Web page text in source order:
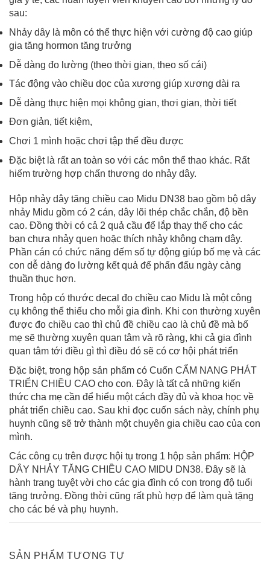
sau:
Nhảy dây là môn có thể thực hiện với cường độ cao giúp
gia tăng hormon tăng trưởng
Dễ dàng đo lường (theo thời gian, theo số cái)
Tác động vào chiều dọc của xương giúp xương dài ra
Dễ dàng thực hiện mọi không gian, thơi gian, thời tiết
Đơn giản, tiết kiệm,
Chơi 1 mình hoặc chơi tập thể đều được
Đặc biệt là rất an toàn so với các môn thể thao khác. Rất
hiếm trường hợp chấn thương do nhảy dây.
Hộp nhảy dây tăng chiều cao Midu DN38 bao gồm bộ dây
nhảy Midu gồm có 2 cán, dây lõi thép chắc chắn, độ bền
cao. Đồng thời có cả 2 quả cầu để lắp thay thế cho các
bạn chưa nhảy quen hoặc thích nhảy không chạm dây.
Phần cán có chức năng đếm số tự động giúp bố mẹ và các
con dễ dàng đo lường kết quả để phấn đấu ngày càng
thuần thục hơn.
Trong hộp có thước decal đo chiều cao Midu là một công
cụ không thể thiếu cho mỗi gia đình. Khi con thường xuyên
được đo chiều cao thì chủ đề chiều cao là chủ đề mà bố
mẹ sẽ thường xuyên quan tâm và rõ ràng, khi cả gia đình
quan tâm tới điều gì thì điều đó sẽ có cơ hội phát triển
Đặc biệt, trong hộp sản phẩm có Cuốn CẨM NANG PHÁT
TRIỂN CHIỀU CAO cho con. Đây là tất cả những kiến
thức cha mẹ cần để hiểu một cách đầy đủ và khoa học về
phát triển chiều cao. Sau khi đọc cuốn sách này, chính phụ
huynh cũng sẽ trở thành một chuyên gia chiều cao của con
mình.
Các công cụ trên được hội tụ trong 1 hộp sản phẩm: HỘP
DÂY NHẢY TĂNG CHIỀU CAO MIDU DN38. Đây sẽ là
hành trang tuyệt vời cho các gia đình có con trong độ tuổi
tăng trưởng. Đồng thời cũng rất phù hợp để làm quà tặng
cho các bé và phụ huynh.
SẢN PHẨM TƯƠNG TỰ